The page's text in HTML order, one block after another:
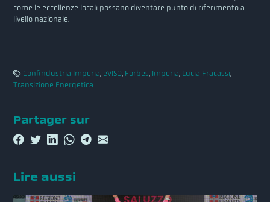
come le eccellenze locali possano diventare punto di riferimento a
livello nazionale.
Confindustria Imperia, eVISO, Forbes, Imperia, Lucia Fracassi,
Transizione Energetica
Partager sur
Lire aussi